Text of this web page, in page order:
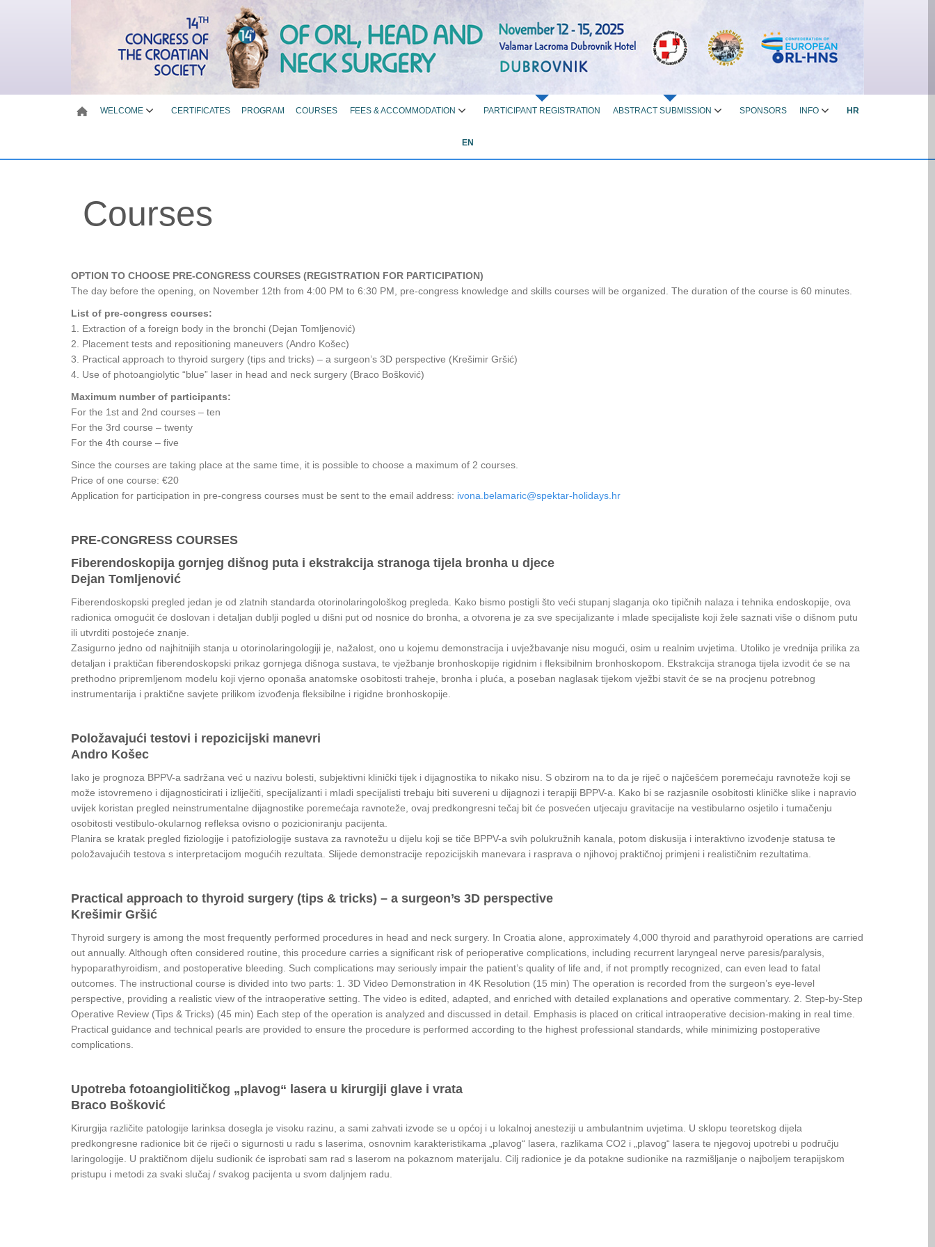
WELCOME CERTIFICATES PROGRAM COURSES FEES & ACCOMMODATION PARTICIPANT REGISTRATION ABSTRACT SUBMISSION SPONSORS INFO HR
EN
Courses
OPTION TO CHOOSE PRE-CONGRESS COURSES (REGISTRATION FOR PARTICIPATION)
The day before the opening, on November 12th from 4:00 PM to 6:30 PM, pre-congress knowledge and skills courses will be organized. The duration of the course is 60 minutes.
List of pre-congress courses:
1. Extraction of a foreign body in the bronchi (Dejan Tomljenović)
2. Placement tests and repositioning maneuvers (Andro Košec)
3. Practical approach to thyroid surgery (tips and tricks) – a surgeon’s 3D perspective (Krešimir Gršić)
4. Use of photoangiolytic “blue” laser in head and neck surgery (Braco Bošković)
Maximum number of participants:
For the 1st and 2nd courses – ten
For the 3rd course – twenty
For the 4th course – five
Since the courses are taking place at the same time, it is possible to choose a maximum of 2 courses.
Price of one course: €20
Application for participation in pre-congress courses must be sent to the email address: ivona.belamaric@spektar-holidays.hr
PRE-CONGRESS COURSES
Fiberendoskopija gornjeg dišnog puta i ekstrakcija stranoga tijela bronha u djece
Dejan Tomljenović
Fiberendoskopski pregled jedan je od zlatnih standarda otorinolaringološkog pregleda. Kako bismo postigli što veći stupanj slaganja oko tipičnih nalaza i tehnika endoskopije, ova
radionica omogućit će doslovan i detaljan dublji pogled u dišni put od nosnice do bronha, a otvorena je za sve specijalizante i mlade specijaliste koji žele saznati više o dišnom putu
ili utvrditi postojeće znanje.
Zasigurno jedno od najhitnijih stanja u otorinolaringologiji je, nažalost, ono u kojemu demonstracija i uvježbavanje nisu mogući, osim u realnim uvjetima. Utoliko je vrednija prilika za
detaljan i praktičan fiberendoskopski prikaz gornjega dišnoga sustava, te vježbanje bronhoskopije rigidnim i fleksibilnim bronhoskopom. Ekstrakcija stranoga tijela izvodit će se na
prethodno pripremljenom modelu koji vjerno oponaša anatomske osobitosti traheje, bronha i pluća, a poseban naglasak tijekom vježbi stavit će se na procjenu potrebnog
instrumentarija i praktične savjete prilikom izvođenja fleksibilne i rigidne bronhoskopije.
Položavajući testovi i repozicijski manevri
Andro Košec
Iako je prognoza BPPV-a sadržana već u nazivu bolesti, subjektivni klinički tijek i dijagnostika to nikako nisu. S obzirom na to da je riječ o najčešćem poremećaju ravnoteže koji se
može istovremeno i dijagnosticirati i izliječiti, specijalizanti i mladi specijalisti trebaju biti suvereni u dijagnozi i terapiji BPPV-a. Kako bi se razjasnile osobitosti kliničke slike i napravio
uvijek koristan pregled neinstrumentalne dijagnostike poremećaja ravnoteže, ovaj predkongresni tečaj bit će posvećen utjecaju gravitacije na vestibularno osjetilo i tumačenju
osobitosti vestibulo-okularnog refleksa ovisno o pozicioniranju pacijenta.
Planira se kratak pregled fiziologije i patofiziologije sustava za ravnotežu u dijelu koji se tiče BPPV-a svih polukružnih kanala, potom diskusija i interaktivno izvođenje statusa te
položavajućih testova s interpretacijom mogućih rezultata. Slijede demonstracije repozicijskih manevara i rasprava o njihovoj praktičnoj primjeni i realističnim rezultatima.
Practical approach to thyroid surgery (tips & tricks) – a surgeon’s 3D perspective
Krešimir Gršić
Thyroid surgery is among the most frequently performed procedures in head and neck surgery. In Croatia alone, approximately 4,000 thyroid and parathyroid operations are carried
out annually. Although often considered routine, this procedure carries a significant risk of perioperative complications, including recurrent laryngeal nerve paresis/paralysis,
hypoparathyroidism, and postoperative bleeding. Such complications may seriously impair the patient’s quality of life and, if not promptly recognized, can even lead to fatal
outcomes. The instructional course is divided into two parts: 1. 3D Video Demonstration in 4K Resolution (15 min) The operation is recorded from the surgeon’s eye-level
perspective, providing a realistic view of the intraoperative setting. The video is edited, adapted, and enriched with detailed explanations and operative commentary. 2. Step-by-Step
Operative Review (Tips & Tricks) (45 min) Each step of the operation is analyzed and discussed in detail. Emphasis is placed on critical intraoperative decision-making in real time.
Practical guidance and technical pearls are provided to ensure the procedure is performed according to the highest professional standards, while minimizing postoperative
complications.
Upotreba fotoangiolitičkog „plavog“ lasera u kirurgiji glave i vrata
Braco Bošković
Kirurgija različite patologije larinksa dosegla je visoku razinu, a sami zahvati izvode se u općoj i u lokalnoj anesteziji u ambulantnim uvjetima. U sklopu teoretskog dijela
predkongresne radionice bit će riječi o sigurnosti u radu s laserima, osnovnim karakteristikama „plavog“ lasera, razlikama CO2 i „plavog“ lasera te njegovoj upotrebi u području
laringologije. U praktičnom dijelu sudionik će isprobati sam rad s laserom na pokaznom materijalu. Cilj radionice je da potakne sudionike na razmišljanje o najboljem terapijskom
pristupu i metodi za svaki slučaj / svakog pacijenta u svom daljnjem radu.